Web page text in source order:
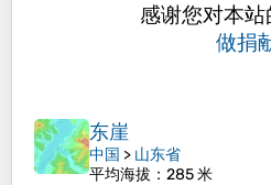
感谢您对本
做捐
东崖
中国 > 山东省
平均海拔 ：285 米